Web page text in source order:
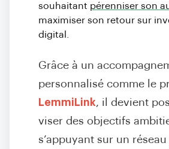
souhaitant pérenniser son
maximiser son retour sur
digital.
Grâce à un
personnalisé comme le
LemmiLink, il devient
viser des objectifs
s’appuyant sur un réseau